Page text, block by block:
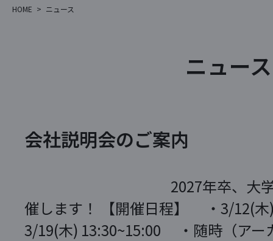
HOME > ニュース
ニュース
会社説明会のご案内
2027年卒、大学生向け
催します！ 【開催日程】 ・3/12(
3/19(木) 13:30~15:00 ・随時（アー